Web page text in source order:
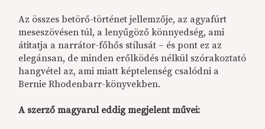
Az összes betörő-történet jellemzője, az agyafúrt
meseszövésen túl, a lenyűgöző könnyedség, ami
átitatja a narrátor-főhős stílusát – és pont ez az
elegánsan, de minden erőlködés nélkül szórakoztató
hangvétel az, ami miatt képtelenség csalódni a
Bernie Rhodenbarr-könyvekben.
A szerző magyarul eddig megjelent művei: